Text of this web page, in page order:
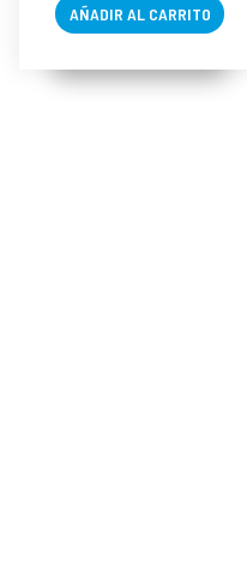
Solutions -
AÑADIR AL CARRITO